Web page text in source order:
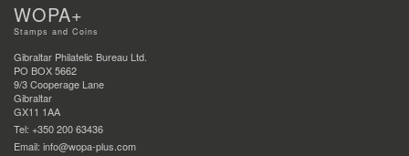
WOPA+
Stamps and Coins
Gibraltar Philatelic Bureau Ltd.
PO BOX 5662
9/3 Cooperage Lane
Gibraltar
GX11 1AA
Tel: +350 200 63436
Email: info@wopa-plus.com